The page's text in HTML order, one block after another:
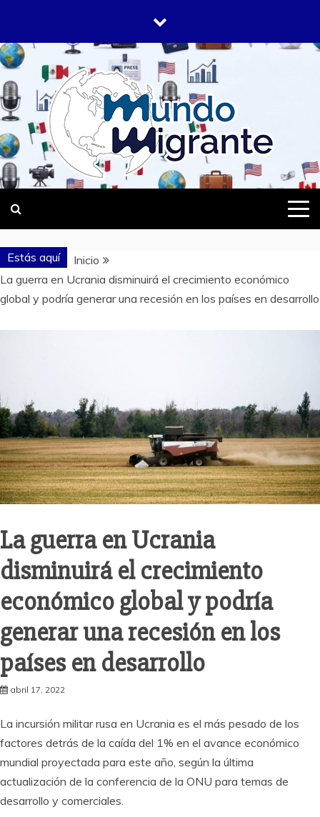
contenido
MUNDO
MIGRANTE
DONDE TODOS SOMOS MIGRANTES
Estás aquí
Inicio
La guerra en Ucrania disminuirá el crecimiento económico
global y podría generar una recesión en los países en desarrollo
La guerra en Ucrania
disminuirá el crecimiento
económico global y podría
generar una recesión en los
países en desarrollo
abril 17, 2022
La incursión militar rusa en Ucrania es el más pesado de los
factores detrás de la caída del 1% en el avance económico
mundial proyectada para este año, según la última
actualización de la conferencia de la ONU para temas de
desarrollo y comerciales.